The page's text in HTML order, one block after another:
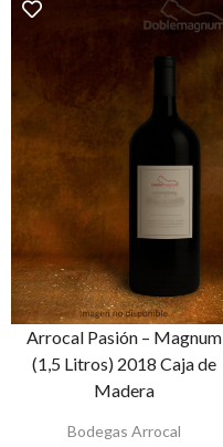
Arrocal Pasión – Magnum
(1,5 Litros) 2018 Caja de
Madera
Bodegas Arrocal